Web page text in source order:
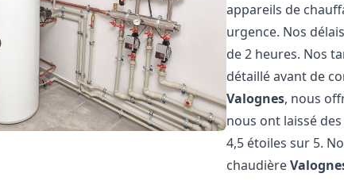
appareils de
urgence. Nos
de 2 heures. Nos
détaillé avant de
Valognes, nous
nous ont laissé
4,5 étoiles sur 5.
chaudière